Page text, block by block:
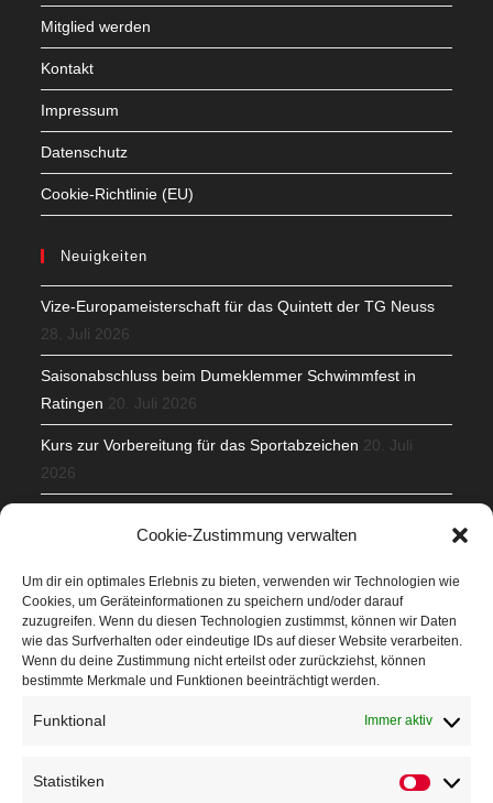
Cookie-Zustimmung verwalten
Um dir ein optimales Erlebnis zu bieten, verwenden wir Technologien wie
Cookies, um Geräteinformationen zu speichern und/oder darauf
zuzugreifen. Wenn du diesen Technologien zustimmst, können wir Daten
wie das Surfverhalten oder eindeutige IDs auf dieser Website verarbeiten.
Wenn du deine Zustimmung nicht erteilst oder zurückziehst, können
bestimmte Merkmale und Funktionen beeinträchtigt werden.
Funktional Immer aktiv
Statistiken
Mitglied werden
Kontakt
Impressum
Datenschutz
Cookie-Richtlinie (EU)
Neuigkeiten
Vize-Europameisterschaft für das Quintett der TG Neuss
28. Juli 2026
Saisonabschluss beim Dumeklemmer Schwimmfest in
Ratingen 20. Juli 2026
Kurs zur Vorbereitung für das Sportabzeichen 20. Juli
2026
Veranstaltungen
Höffner Run
Schnuppertag